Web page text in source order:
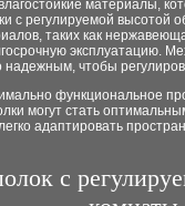
материалы,
с регулируемой высотой
таких как
эксплуатацию.
надежным, чтобы
функциональное
могут стать
адаптировать
с